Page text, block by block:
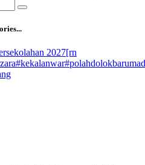
2027[rn
#kekalanwar